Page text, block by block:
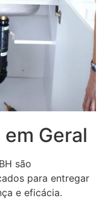
Geral
são
para entregar
e eficácia.